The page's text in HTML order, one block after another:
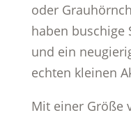
oder
haben buschige
und ein
echten kleinen
Mit einer Größe